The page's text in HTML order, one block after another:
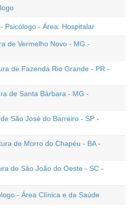
Psicólogo - Área: Hospitalar
de Vermelho Novo - MG -
de Fazenda Rio Grande - PR -
de Santa Bárbara - MG -
São José do Barreiro - SP -
de Morro do Chapéu - BA -
de São João do Oeste - SC -
- Área Clínica e da Saúde